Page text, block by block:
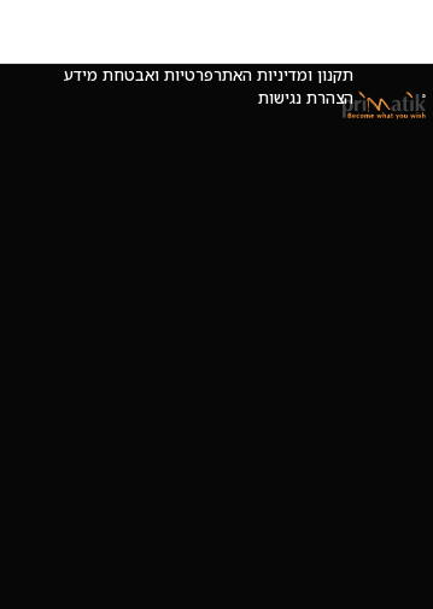
תקנון ומדיניות האתרפרטיות ואבטחת מידע
הצהרת נגישות